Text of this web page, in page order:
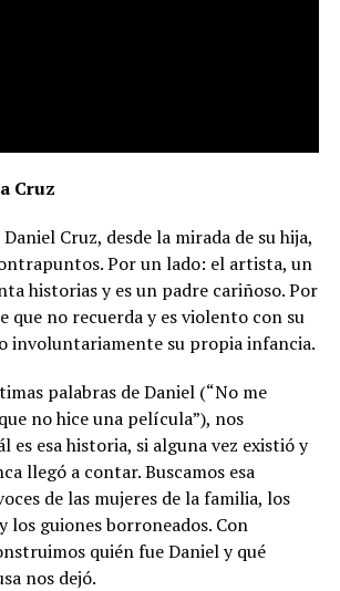
Cruz
Cruz, desde la mirada de su hija,
Por un lado: el artista, un
historias y es un padre cariñoso. Por
que no recuerda y es violento con su
involuntariamente su propia infancia.
palabras de Daniel (“No me
no hice una película”), nos
es esa historia, si alguna vez existió y
llegó a contar. Buscamos esa
de las mujeres de la familia, los
los guiones borroneados. Con
quién fue Daniel y qué
nos dejó.